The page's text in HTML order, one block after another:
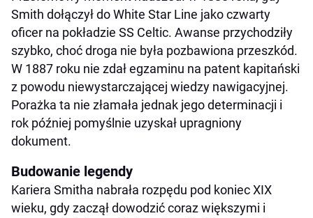
Smith dołączył do White Star Line jako czwarty
oficer na pokładzie SS Celtic. Awanse przychodziły
szybko, choć droga nie była pozbawiona przeszkód.
W 1887 roku nie zdał egzaminu na patent kapitański
z powodu niewystarczającej wiedzy nawigacyjnej.
Porażka ta nie złamała jednak jego determinacji i
rok później pomyślnie uzyskał upragniony
dokument.
Budowanie legendy
Kariera Smitha nabrała rozpędu pod koniec XIX
wieku, gdy zaczął dowodzić coraz większymi i